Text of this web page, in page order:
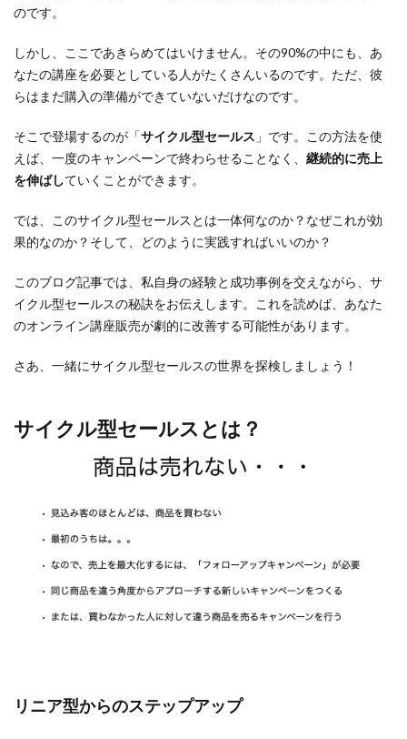
のです。
しかし、ここであきらめてはいけません。その90%の中にも、あ
なたの講座を必要としている人がたくさんいるのです。ただ、彼
らはまだ購入の準備ができていないだけなのです。
そこで登場するのが「サイクル型セールス 」です。この方法を使
えば、一度のキャンペーンで終わらせることなく、 継続的に売上
を伸ばしていくことができます。
では、このサイクル型セールスとは一体何なのか？なぜこれが効
果的なのか？そして、どのように実践すればいいのか？
このブログ記事では、私自身の経験と成功事例を交えながら、サ
イクル型セールスの秘訣をお伝えします。これを読めば、あなた
のオンライン講座販売が劇的に改善する可能性があります。
さあ、一緒にサイクル型セールスの世界を探検しましょう！
サイクル型セールスとは？
リニア型からのステップアップ